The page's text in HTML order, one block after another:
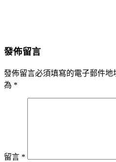
發佈留言
發佈留言必須填寫的電子郵件地
為 *
留言 *